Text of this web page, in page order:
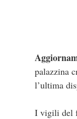
palazzina
l’ultima
I vigili del